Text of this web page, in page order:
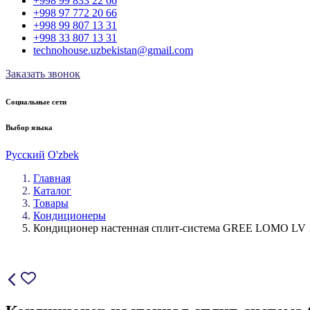
+998 97 772 20 66
+998 99 807 13 31
+998 33 807 13 31
technohouse.uzbekistan@gmail.com
Заказать звонок
Социальные сети
Выбор языка
Русский O'zbek
Главная
Каталог
Товары
Кондиционеры
Кондиционер настенная сплит-система GREE LOMO LV